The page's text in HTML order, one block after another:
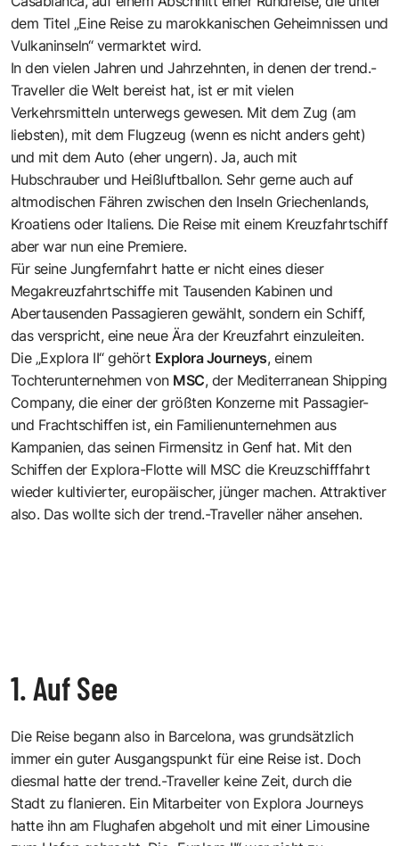
dem Titel „Eine Reise zu marokkanischen Geheimnissen und
Vulkaninseln“ vermarktet wird.
In den vielen Jahren und Jahrzehnten, in denen dertrend.-
Traveller die Welt bereist hat, ist er mit vielen
Verkehrsmitteln unterwegs gewesen. Mit dem Zug (am
liebsten), mit dem Flugzeug (wenn es nicht anders geht)
und mit dem Auto (eher ungern). Ja, auch mit
Hubschrauber und Heißluftballon. Sehr gerne auch auf
altmodischen Fähren zwischen den Inseln Griechenlands,
Kroatiens oder Italiens. Die Reise mit einem Kreuzfahrtschiff
aber war nun eine Premiere.
Für seine Jungfernfahrt hatte er nicht eines dieser
Megakreuzfahrtschiffe mit Tausenden Kabinen und
Abertausenden Passagieren gewählt, sondern ein Schiff,
das verspricht, eine neue Ära der Kreuzfahrt einzuleiten.
Die „Explora II“ gehört Explora Journeys, einem
Tochterunternehmen von MSC, der Mediterranean Shipping
Company, die einer der größten Konzerne mit Passagier-
und Frachtschiffen ist, ein Familienunternehmen aus
Kampanien, das seinen Firmensitz in Genf hat. Mit den
Schiffen der Explora-Flotte will MSC die Kreuzschifffahrt
wieder kultivierter, europäischer, jünger machen. Attraktiver
also. Das wollte sich der trend.-Traveller näher ansehen.
1. Auf See
Die Reise begann also in Barcelona, was grundsätzlich
immer ein guter Ausgangspunkt für eine Reise ist. Doch
diesmal hatte der trend.-Traveller keine Zeit, durch die
Stadt zu flanieren. Ein Mitarbeiter von Explora Journeys
hatte ihn am Flughafen abgeholt und mit einer Limousine